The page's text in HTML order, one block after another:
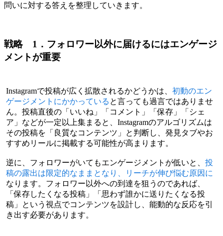
問いに対する答えを整理していきます。
戦略 1．フォロワー以外に届けるにはエンゲージ
メントが重要
Instagramで投稿が広く拡散されるかどうかは、初動のエン
ゲージメントにかかっている と言っても過言ではありませ
ん。投稿直後の「いいね」「コメント」「保存」「シェ
ア」などが一定以上集まると、Instagramのアルゴリズムは
その投稿を「良質なコンテンツ」と判断し、発見タブやお
すすめリールに掲載する可能性が高まります。
逆に、フォロワーがいてもエンゲージメントが低いと、投
稿の露出は限定的なままとなり、リーチが伸び悩む原因に
なります。フォロワー以外への到達を狙うのであれば、
「保存したくなる投稿」「思わず誰かに送りたくなる投
稿」という視点でコンテンツを設計し、能動的な反応を引
き出す必要があります。